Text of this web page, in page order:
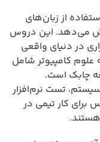
از زبان‌های
می‌دهد. این دروس
در دنیای واقعی
کامپیوتر شامل
چابک است.
تست نرم‌افزار
برای کار تیمی در